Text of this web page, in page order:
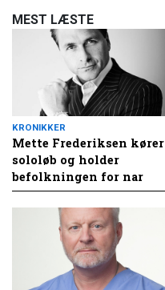
MEST LÆSTE
KRONIKKER
Mette Frederiksen kører
sololøb og holder
befolkningen for nar